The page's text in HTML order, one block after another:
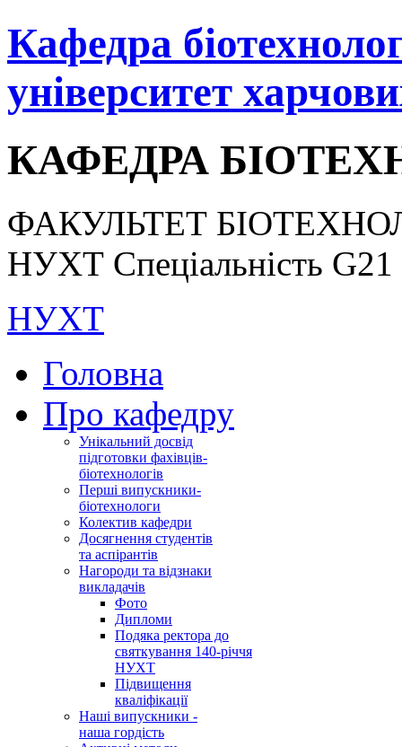
Кафедра
університет
КАФЕДРА
ФАКУЛЬТЕТ
НУХТ Спеціальність G21
НУХТ
Головна
Про кафедру
Унікальний досвід
підготовки фахівців-
біотехнологів
Перші випускники-
біотехнологи
Колектив кафедри
Досягнення студентів
та аспірантів
Нагороди та відзнаки
викладачів
Фото
Дипломи
Подяка ректора до
святкування 140-річчя
НУХТ
Підвищення
кваліфікації
Наші випускники -
наша гордість